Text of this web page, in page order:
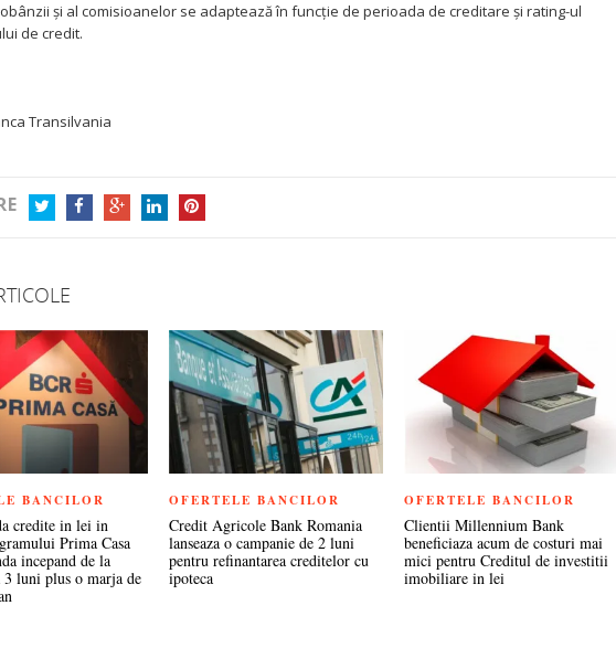
şi al comisioanelor se adaptează în funcţie de perioada de creditare şi rating-ul
de credit.
Transilvania
BANCILOR
credite in lei in
Prima Casa
incepand de la
3 luni plus o marja de
OFERTELE BANCILOR
Credit Agricole Bank Romania
lanseaza o campanie de 2 luni
pentru refinantarea creditelor cu
ipoteca
OFERTELE BANCILOR
Clientii Millennium Bank
beneficiaza acum de costuri mai
mici pentru Creditul de investitii
imobiliare in lei